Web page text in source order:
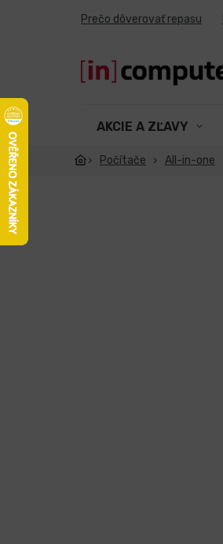
Prečo dôverovať repasu
AKCIE A ZĽAVY
Počítače All-in-one